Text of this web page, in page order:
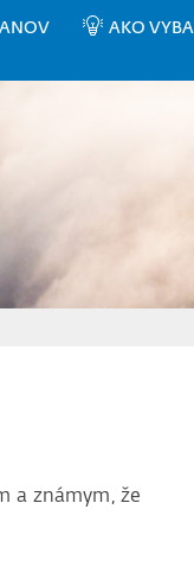
AKO
a známym, že